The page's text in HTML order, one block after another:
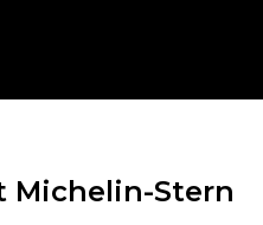
Michelin-Stern